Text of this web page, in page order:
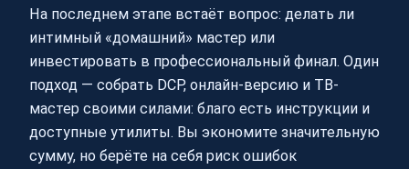
На последнем этапе встаёт вопрос: делать ли
интимный «домашний» мастер или
инвестировать в профессиональный финал. Один
подход — собрать DCP, онлайн-версию и ТВ-
мастер своими силами: благо есть инструкции и
доступные утилиты. Вы экономите значительную
сумму, но берёте на себя риск ошибок